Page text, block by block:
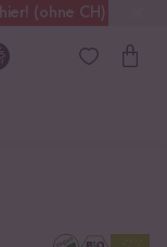
(ohne CH)
Zölle & Steuern inklusive